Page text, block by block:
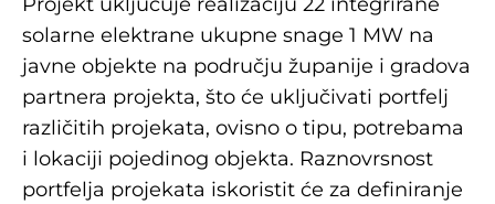
Projekt uključuje realizaciju 22 integrirane
solarne elektrane ukupne snage 1 MW na
javne objekte na području županije i gradova
partnera projekta, što će uključivati portfelj
različitih projekata, ovisno o tipu, potrebama
i lokaciji pojedinog objekta. Raznovrsnost
portfelja projekata iskoristit će za definiranje